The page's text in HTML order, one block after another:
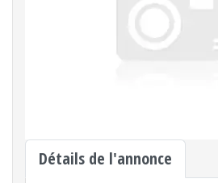
Détails de l'annonce